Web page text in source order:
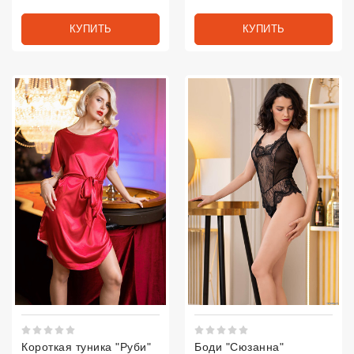
КУПИТЬ КУПИТЬ
Короткая туника "Руби"
Боди "Сюзанна"